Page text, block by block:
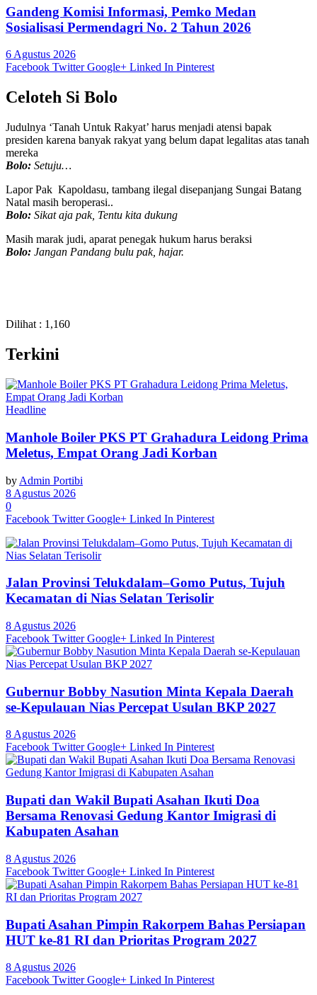
Gandeng Komisi Informasi, Pemko Medan
Sosialisasi Permendagri No. 2 Tahun 2026
6 Agustus 2026
Facebook Twitter Google+ Linked In Pinterest
Celoteh Si Bolo
Judulnya ‘Tanah Untuk Rakyat’ harus menjadi atensi bapak
presiden karena banyak rakyat yang belum dapat legalitas atas tanah
mereka
Bolo: Setuju…
Lapor Pak Kapoldasu, tambang ilegal disepanjang Sungai Batang
Natal masih beroperasi..
Bolo: Sikat aja pak, Tentu kita dukung
Masih marak judi, aparat penegak hukum harus beraksi
Bolo: Jangan Pandang bulu pak, hajar.
Dilihat : 1,160
Terkini
Headline
Manhole Boiler PKS PT Grahadura Leidong Prima
Meletus, Empat Orang Jadi Korban
by Admin Portibi
8 Agustus 2026
0
Facebook Twitter Google+ Linked In Pinterest
Jalan Provinsi Telukdalam–Gomo Putus, Tujuh
Kecamatan di Nias Selatan Terisolir
8 Agustus 2026
Facebook Twitter Google+ Linked In Pinterest
Gubernur Bobby Nasution Minta Kepala Daerah
se-Kepulauan Nias Percepat Usulan BKP 2027
8 Agustus 2026
Facebook Twitter Google+ Linked In Pinterest
Bupati dan Wakil Bupati Asahan Ikuti Doa
Bersama Renovasi Gedung Kantor Imigrasi di
Kabupaten Asahan
8 Agustus 2026
Facebook Twitter Google+ Linked In Pinterest
Bupati Asahan Pimpin Rakorpem Bahas Persiapan
HUT ke-81 RI dan Prioritas Program 2027
8 Agustus 2026
Facebook Twitter Google+ Linked In Pinterest